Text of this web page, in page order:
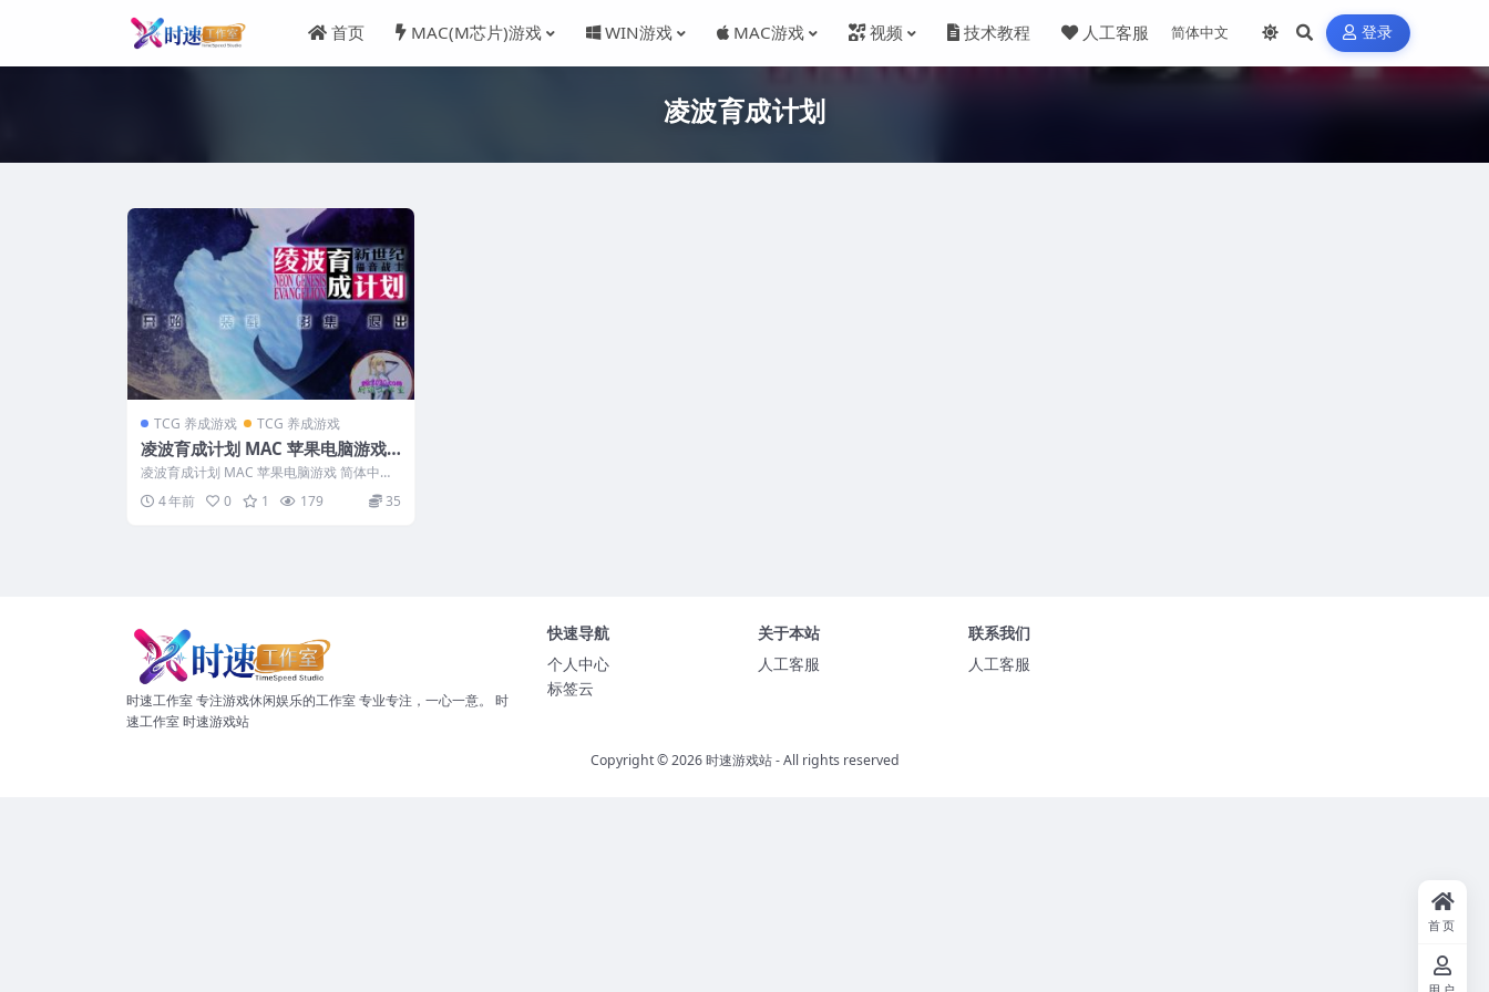
首页 MAC(M芯片)游戏 WIN游戏 MAC游戏 视频 技术教程 人工客服 登录
凌波育成计划
TCG 养成游戏 TCG 养成游戏
凌波育成计划 MAC 苹果电脑游戏
简体中文版 支援10.13 10.14 10.1
5 11 12 适用于APPLE CPU
凌波育成计划 MAC 苹果电脑游戏 简体中文
版 支援10.13 10.14 10...
4 年前 0 1 179 35
时速工作室 专注游戏休闲娱乐的工作室 专业专注，一心一意。 时
速工作室 时速游戏站
快速导航
个人中心
标签云
关于本站
人工客服
联系我们
人工客服
Copyright © 2026时速游戏站- All rights reserved
首页